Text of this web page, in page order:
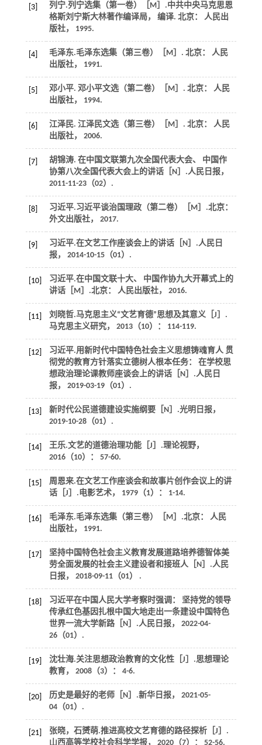
[3] 列宁.列宁选集（第一卷）
［M］.中共中央马克思恩
格斯刘宁斯大林著作编译局， 编译. 北京： 人民出
版社， 1995.
[4] 毛泽东.毛泽东选集（第三卷）
［M］. 北京： 人民
出版社， 1991.
[5] 邓小平. 邓小平文选（第二卷）
［M］. 北京： 人民
出版社， 1994.
[6] 江泽民. 江泽民文选（第三卷）
［M］. 北京： 人民
出版社， 2006.
[7]
胡锦涛. 在中国文联第九次全国代表大会、 中国作
协第八次全国代表大会上的讲话［N］.人民日报，
2011-11-23（02）.
[8] 习近平.习近平谈治国理政（第二卷）
［M］.北京：
外文出版社， 2017.
[9] 习近平.在文艺工作座谈会上的讲话［N］.人民日
报， 2014-10-15（01）.
[10] 习近平.在中国文联十大、 中国作协九大开幕式上的
讲话［M］.北京： 人民出版社， 2016.
[11]
刘晓哲.马克思主义“文艺育德”思想及其意义［J］.
马克思主义研究， 2013（10）： 114-119.
[12]
习近平.用新时代中国特色社会主义思想铸魂育人 贯
彻党的教育方针落实立德树人根本任务： 在学校思
想政治理论课教师座谈会上的讲话［N］.人民日
报， 2019-03-19（01）.
[13] 新时代公民道德建设实施纲要［N］.光明日报，
2019-10-28（01）.
[14] 王乐.文艺的道德治理功能［J］.理论视野，
2016（10）： 57-60.
[15]
周恩来.在文艺工作座谈会和故事片创作会议上的讲
话［J］.电影艺术， 1979（1）： 1-14.
[16] 毛泽东.毛泽东选集（第三卷）
［M］.北京： 人民
出版社， 1991.
[17]
坚持中国特色社会主义教育发展道路培养德智体美
劳全面发展的社会主义建设者和接班人［N］.人民
日报， 2018-09-11（01） .
[18]
习近平在中国人民大学考察时强调： 坚持党的领导
传承红色基因扎根中国大地走出一条建设中国特色
世界一流大学新路［N］.人民日报， 2022-04-
26（01）.
[19] 沈壮海.关注思想政治教育的文化性［J］.思想理论
教育 ， 2008（3）： 4-6.
[20] 历史是最好的老师［N］.新华日报， 2021-05-
04（01）.
[21]
张晓，石赟萌.推进高校文艺育德的路径探析［J］.
山西高等学校社会科学学报， 2020（7）： 52-56.